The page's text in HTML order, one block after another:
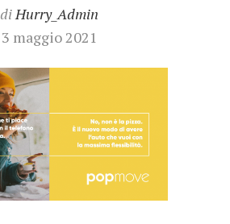
diHurry_Admin
3 maggio 2021